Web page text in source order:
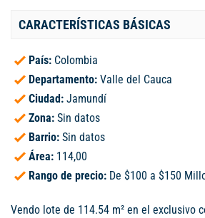
CARACTERÍSTICAS BÁSICAS
País: Colombia
Departamento: Valle del Cauca
Ciudad: Jamundí
Zona: Sin datos
Barrio: Sin datos
Área: 114,00
Rango de precio: De $100 a $150
Vendo lote de 114.54 m² en el exclusivo